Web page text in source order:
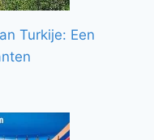
Turkije: Een